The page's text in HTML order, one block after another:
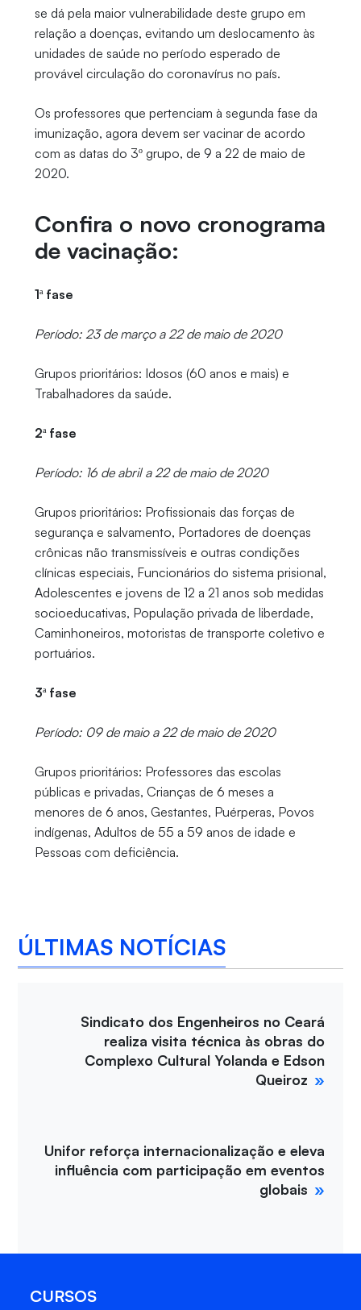
se dá pela maior vulnerabilidade deste grupo em
relação a doenças, evitando um deslocamento às
unidades de saúde no período esperado de
provável circulação do coronavírus no país.
Os professores que pertenciam à segunda fase da
imunização, agora devem ser vacinar de acordo
com as datas do 3º grupo, de 9 a 22 de maio de
2020.
Confira o novo cronograma
de vacinação:
1ª fase
Período: 23 de março a 22 de maio de 2020
Grupos prioritários: Idosos (60 anos e mais) e
Trabalhadores da saúde.
2ª fase
Período: 16 de abril a 22 de maio de 2020
Grupos prioritários: Profissionais das forças de
segurança e salvamento, Portadores de doenças
crônicas não transmissíveis e outras condições
clínicas especiais, Funcionários do sistema prisional,
Adolescentes e jovens de 12 a 21 anos sob medidas
socioeducativas, População privada de liberdade,
Caminhoneiros, motoristas de transporte coletivo e
portuários.
3ª fase
Período: 09 de maio a 22 de maio de 2020
Grupos prioritários: Professores das escolas
públicas e privadas, Crianças de 6 meses a
menores de 6 anos, Gestantes, Puérperas, Povos
indígenas, Adultos de 55 a 59 anos de idade e
Pessoas com deficiência.
ÚLTIMAS NOTÍCIAS
Sindicato dos Engenheiros no Ceará
realiza visita técnica às obras do
Complexo Cultural Yolanda e Edson
Queiroz
Unifor reforça internacionalização e eleva
influência com participação em eventos
globais
CURSOS